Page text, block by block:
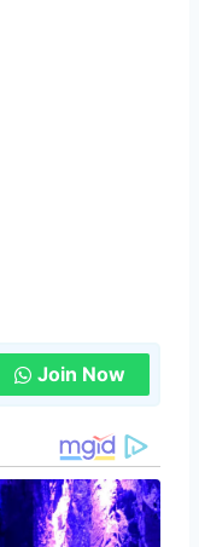
Join Now